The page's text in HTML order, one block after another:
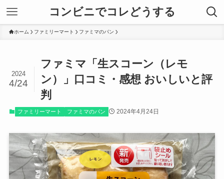
コンビニでコレどうする
ホーム ファミリーマート ファミマのパン
ファミマ「生スコーン（レモ
ン）」口コミ・感想 おいしいと評
判
2024
4/24
ファミリーマート ファミマのパン 2024年4月24日